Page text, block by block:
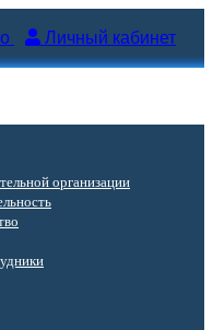
Личный кабинет
организации